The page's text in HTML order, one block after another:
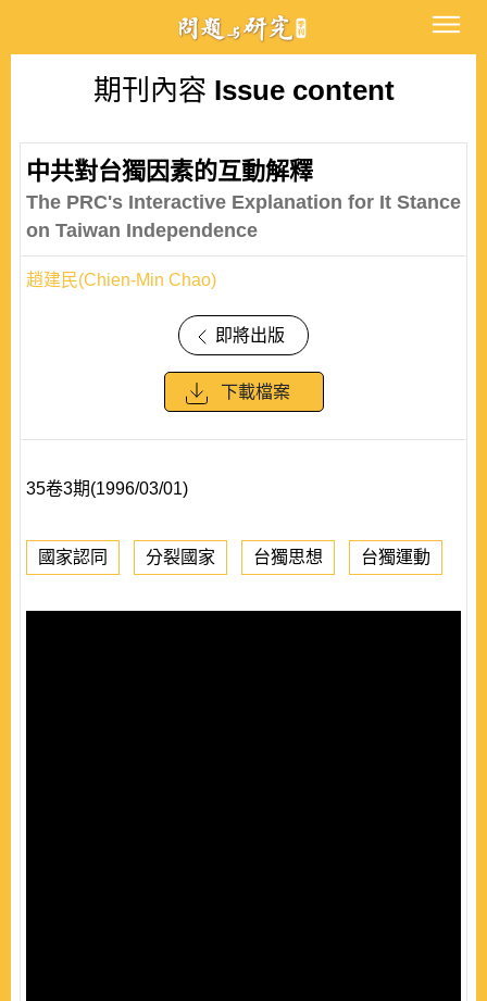
期刊內容 Issue content
中共對台獨因素的互動解釋
The PRC's Interactive Explanation for It Stance
on Taiwan Independence
趙建民(Chien-Min Chao)
即將出版
下載檔案
35卷3期(1996/03/01)
國家認同 分裂國家 台獨思想 台獨運動